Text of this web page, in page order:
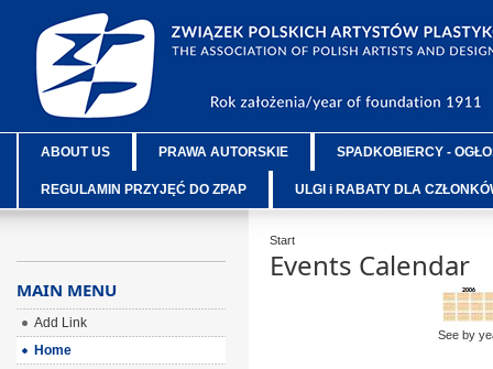
ABOUT US PRAWA AUTORSKIE SPADKOBIERCY -
REGULAMIN PRZYJĘĆ DO ZPAP ULGI i RABATY DLA
Start
Events Calendar
See by
MAIN MENU
Add Link
Home